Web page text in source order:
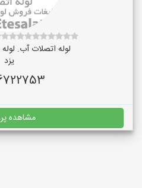
لوله اتصلات آب.
یزد
مشاهده